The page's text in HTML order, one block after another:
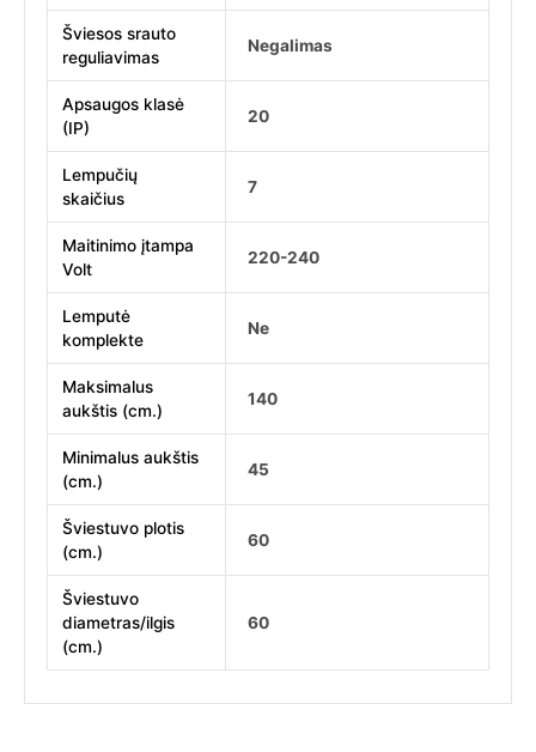
Šviesos srauto
reguliavimas
Negalimas
Apsaugos klasė
(IP)
20
Lempučių
skaičius
7
Maitinimo įtampa
Volt
220-240
Lemputė
komplekte
Ne
Maksimalus
aukštis (cm.)
140
Minimalus aukštis
(cm.)
45
Šviestuvo plotis
(cm.)
60
Šviestuvo
diametras/ilgis
(cm.)
60